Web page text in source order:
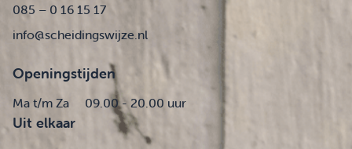
085 – 0 16 15 17
info@scheidingswijze.nl
Openingstijden
Ma t/m Za 09.00 - 20.00 uur
Uit elkaar